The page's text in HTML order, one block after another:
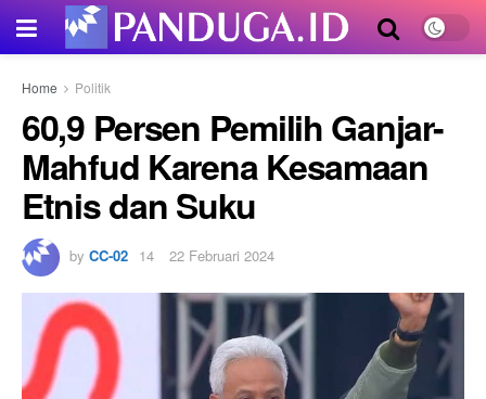
Home Politik
60,9 Persen Pemilih Ganjar-
Mahfud Karena Kesamaan
Etnis dan Suku
by CC-02 22 Februari 2024